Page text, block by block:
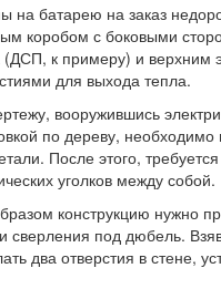
на батарею на заказ
коробом с боковыми
(ДСП, к примеру) и верхним
для выхода тепла.
вооружившись
по дереву, необходимо
После этого,
уголков между собой.
конструкцию нужно
сверления под дюбель.
два отверстия в стене,